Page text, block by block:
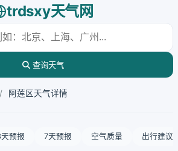
trdsxy天气网
查询天气
/ 阿莲区天气详情
预报 7天预报 空气质量 出行建议